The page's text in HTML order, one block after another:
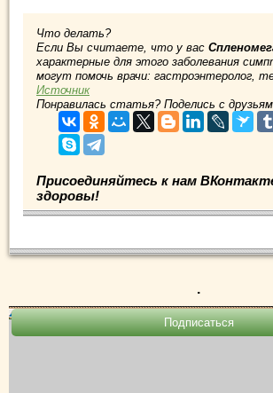
Что делать?
Если Вы считаете, что у вас
характерные для этого заболевания
могут помочь врачи: гастроэнтеролог,
Источник
Понравилась статья? Поделись с
Присоединяйтесь к нам
здоровы!
.